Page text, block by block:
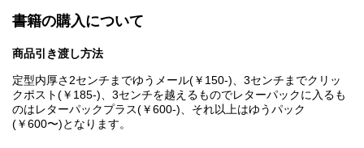
書籍の購入について
商品引き渡し方法
定型内厚さ2センチまでゆうメール(￥150-)、3センチまでクリッ
クポスト(￥185-)、3センチを越えるものでレターパックに入るも
のはレターパックプラス(￥600-)、それ以上はゆうパック
(￥600〜)となります。